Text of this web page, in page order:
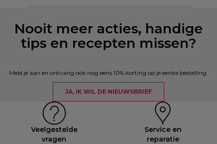
Nooit meer acties, handige
tips en recepten missen?
Meld je aan en ontvang ook nog eens 10% korting op je eerste bestelling.
JA, IK WIL DE NIEUWSBRIEF
Veelgestelde
vragen
Service en
reparatie